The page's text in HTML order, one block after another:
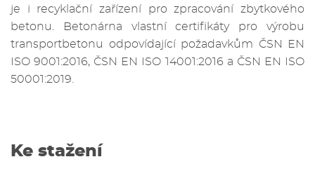
je i recyklační zařízení pro zpracování zbytkového
betonu. Betonárna vlastní certifikáty pro výrobu
transportbetonu odpovídající požadavkům ČSN EN
ISO 9001:2016, ČSN EN ISO 14001:2016 a ČSN EN ISO
50001:2019.
Ke stažení